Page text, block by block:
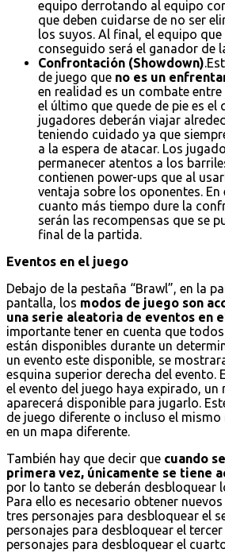
equipo derrotando al equipo
que deben cuidarse de no ser
los suyos. Al final, el equipo
conseguido será el ganador de
Confrontación (Showdown)
de juego que no es un
en realidad es un combate
el último que quede de pie es el
jugadores deberán viajar
teniendo cuidado ya que
a la espera de atacar. Los
permanecer atentos a los
contienen power-ups que al
ventaja sobre los oponentes.
cuanto más tiempo dure la
serán las recompensas que se
final de la partida.
Eventos en el juego
Debajo de la pestaña “Brawl”, en la
pantalla, los modos de juego son
una serie aleatoria de eventos en
importante tener en cuenta que
están disponibles durante un
un evento este disponible, se
esquina superior derecha del evento.
el evento del juego haya expirado, un
aparecerá disponible para jugarlo.
de juego diferente o incluso el
en un mapa diferente.
También hay que decir que cuando
primera vez, únicamente se tiene
por lo tanto se deberán desbloquear
Para ello es necesario obtener
tres personajes para desbloquear el
personajes para desbloquear el
personajes para desbloquear el